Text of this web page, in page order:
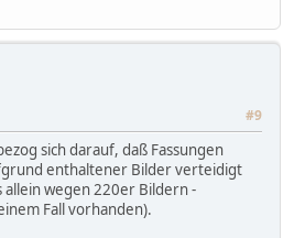
#9
sich darauf, daß Fassungen
enthaltener Bilder verteidigt
wegen 220er Bildern -
Fall vorhanden).